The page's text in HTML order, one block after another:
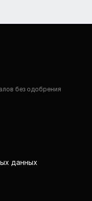
без одобрения
данных